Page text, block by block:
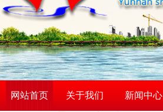
网站首页 关于我们 新闻中心